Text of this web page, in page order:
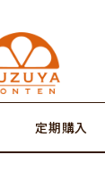
定期購入
2,000円～
7,000円～